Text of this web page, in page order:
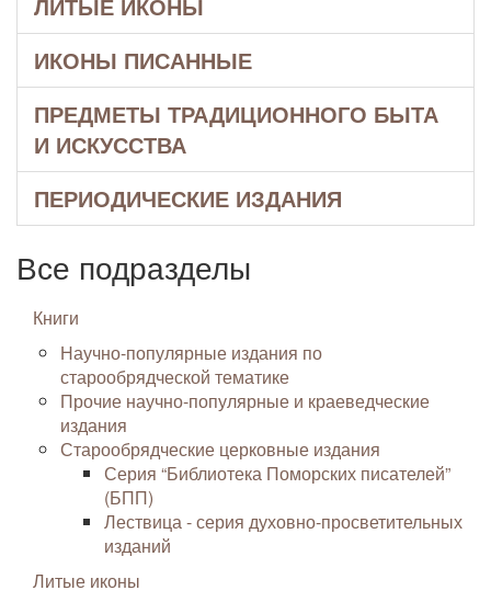
ИКОНЫ ПИСАННЫЕ
ПРЕДМЕТЫ ТРАДИЦИОННОГО БЫТА
И ИСКУССТВА
ПЕРИОДИЧЕСКИЕ ИЗДАНИЯ
Все подразделы
Книги
Научно-популярные издания по
старообрядческой тематике
Прочие научно-популярные и краеведческие
издания
Старообрядческие церковные издания
Серия “Библиотека Поморских писателей”
(БПП)
Лествица - серия духовно-просветительных
изданий
Литые иконы